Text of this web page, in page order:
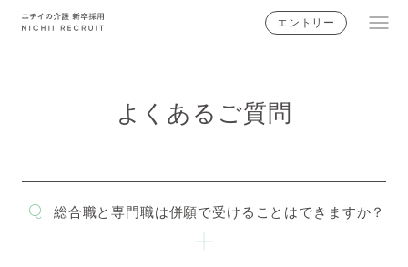
エントリー
介護のお仕事・キャリア
よくあるご質問
総合職と専門職は併願で受けることはできますか？